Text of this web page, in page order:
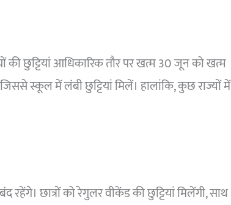
छुट्टियां आधिकारिक तौर पर खत्म 30 जून को खत्म
जिससे स्कूल में लंबी छुट्टियां मिलें। हालांकि, कुछ राज्यों में
रहेंगे। छात्रों को रेगुलर वीकेंड की छुट्टियां मिलेंगी, साथ